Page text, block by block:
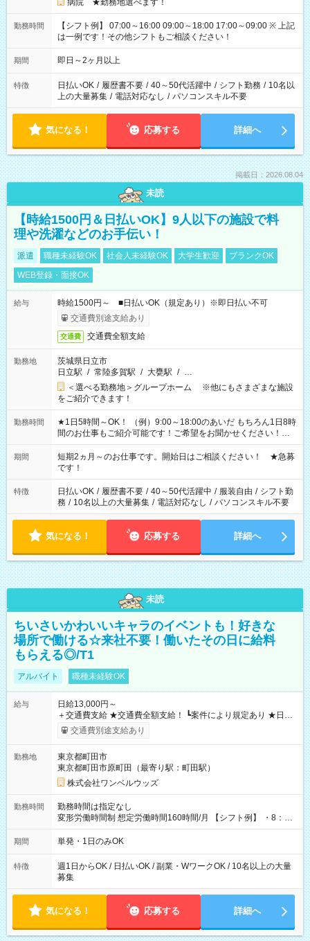
病院 ★勤務地選べます！
勤務時間
【シフト例】 07:00～16:00 09:00～18:00 17:00～09:00 ※ 上記
は一例です！その他シフトもご相談ください！
期間 即日～2ヶ月以上
特徴 日払いOK / 履歴書不要 / 40～50代活躍中 / シフト勤務 / 10名以
上の大量募集 / 電話対応なし / パソコンスキル不要
気になる！ 応募する 詳細へ
掲載日：2026.08.04
未読
【時給1500円＆日払いOK】9人以下の施設で料
理や洗濯などのお手伝い！
派遣 職種未経験OK 社会人未経験OK 大学生歓迎
ブランクOK
WEB登録・面接OK
給与
時給1500円～ ■日払いOK（規定あり）※即日払い不可
交通費別途支給あり
交通費 交通費全額支給
勤務地
茨城県日立市
日立駅 / 常陸多賀駅 / 大甕駅 / …
＜選べる勤務地＞グループホーム ※他にもさまざまな施設
をご紹介できます！
勤務時間
★1日5時間～OK！ （例）9:00～18:00のあいだ もちろん1日8時
間のお仕事もご紹介可能です！ご希望をお聞かせください！★
家庭の都合でお休みが必要な場合も遠慮なくご相談ください。
※週最低15時間以上の勤務が必要です
期間
短期2ヵ月～のお仕事です。開始日はご相談ください！ ★急募
です！
特徴 日払いOK / 履歴書不要 / 40～50代活躍中 / 服装自由 / シフト勤
務 / 10名以上の大量募集 / 電話対応なし / パソコンスキル不要
気になる！ 応募する 詳細へ
未読
ちいさいかわいいキャラのイベントも！好きな
場所で働ける☆来社不要！働いたその日に給料
もらえる◎/T1
アルバイト 職種未経験OK
給与
日給13,000円～
＋交通費支給 ★交通費全額支給！ ┗案件により規定あり ★日払
いOK！（規定あり） ┗働いたその日に現金GET♪ お仕事後はコ
ンビニATMから 日払い分を引き落とせます！ 【試用期間】試
交通費別途支給あり
勤務地
東京都町田市
東京都町田市原町田（最寄り駅：町田駅）
株式会社ワンベルウッズ
勤務時間
勤務時間は指定なし
変形労働時間制 想定労働時間160時間/月 【シフト例】 ・8：00
～21：00
期間 単発・1日のみOK
特徴
週1日からOK / 日払いOK / 副業・WワークOK / 10名以上の大量
募集
気になる！ 応募する 詳細へ